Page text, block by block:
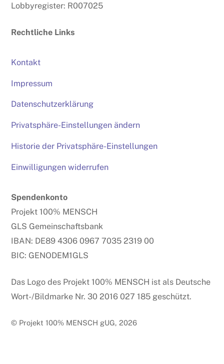
Lobbyregister: R007025
Rechtliche Links
Kontakt
Impressum
Datenschutzerklärung
Privatsphäre-Einstellungen ändern
Historie der Privatsphäre-Einstellungen
Einwilligungen widerrufen
Spendenkonto
Projekt 100% MENSCH
GLS Gemeinschaftsbank
IBAN: DE89 4306 0967 7035 2319 00
BIC: GENODEM1GLS
Das Logo des Projekt 100% MENSCH ist als Deutsche
Wort-/Bildmarke Nr. 30 2016 027 185 geschützt.
© Projekt 100% MENSCH gUG, 2026